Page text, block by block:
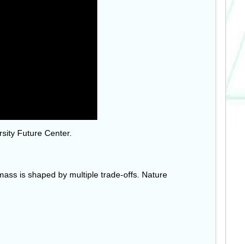
Future Center.
is shaped by multiple trade-offs. Nature